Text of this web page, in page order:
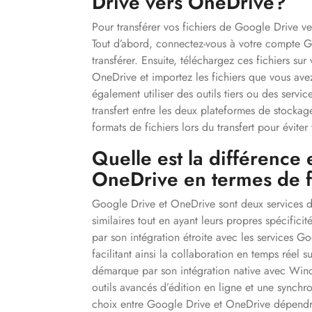
Pour transférer vos fichiers de Google Drive
Tout d’abord, connectez-vous à votre
transférer. Ensuite, téléchargez ces fichiers
OneDrive et importez les fichiers que vous
également utiliser des outils tiers ou des
transfert entre les deux plateformes de
formats de fichiers lors du transfert pour
Quelle est la différence
OneDrive en termes de
Google Drive et OneDrive sont deux
similaires tout en ayant leurs propres
par son intégration étroite avec les services
facilitant ainsi la collaboration en temps réel
démarque par son intégration native avec
outils avancés d’édition en ligne et une
choix entre Google Drive et OneDrive